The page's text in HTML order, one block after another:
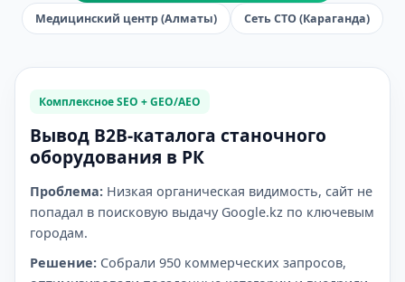
Медицинский центр (Алматы) Сеть СТО (Караганда)
Комплексное SEO + GEO/AEO
Вывод B2B-каталога станочного
оборудования в РК
Проблема: Низкая органическая видимость, сайт не
попадал в поисковую выдачу Google.kz по ключевым
городам.
Решение: Собрали 950 коммерческих запросов,